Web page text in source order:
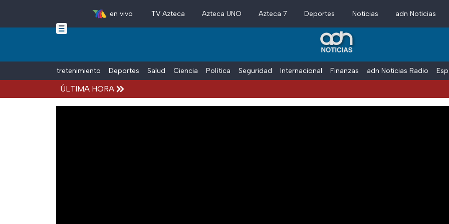
Skip to main content
en vivo TV Azteca Azteca UNO Azteca 7 Deportes Noticias adn Noticias
Entretenimiento Deportes Salud Ciencia Política Seguridad Internacional Finanzas adn Noticias Radio
ÚLTIMA HORA